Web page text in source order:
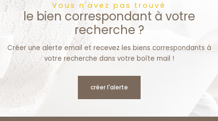
Vous n'avez pas trouvé
le bien correspondant à votre
recherche ?
Créer une alerte email et recevez les biens correspondants à
votre recherche dans votre boîte mail !
créer l'alerte